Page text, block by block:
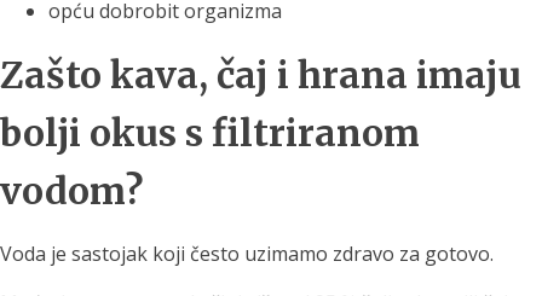
opću dobrobit organizma
Zašto kava, čaj i hrana imaju
bolji okus s filtriranom
vodom?
Voda je sastojak koji često uzimamo zdravo za gotovo.